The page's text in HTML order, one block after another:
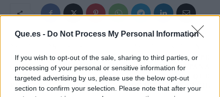
Que.es - Do Not Process My Personal Information
If you wish to opt-out of the sale, sharing to third parties, or
processing of your personal or sensitive information for
targeted advertising by us, please use the below opt-out
section to confirm your selection. Please note that after your
ULLER, LA MARCA DE
ÓPTICA DEPORTIVA
QUE ARRASA EN
VENTAS
ASÍ ES EL DEPORTE
QUE PRACTICA AITANA
Y CON EL QUE
ADELGAZAR ES FÁCIL